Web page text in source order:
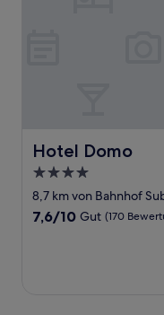
Hotel Domo
Hotel Domo
4.0-
Sterne-
Unterkunft
8,7 km von Bahnhof
7.6
7,6/10 Gut (170